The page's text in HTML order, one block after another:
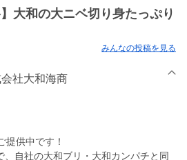
大和の大ニベ切り身たっぷり
みんなの投稿を見る
社大和海商
提供中です！
自社の大和ブリ・大和カンパチと同